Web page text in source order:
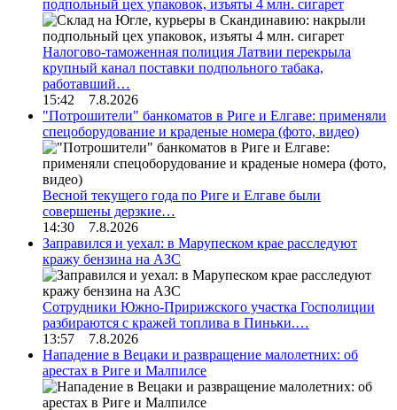
подпольный цех упаковок, изъяты 4 млн. сигарет
Налогово-таможенная полиция Латвии перекрыла
крупный канал поставки подпольного табака,
работавший…
15:42 7.8.2026
"Потрошители" банкоматов в Риге и Елгаве: применяли
спецоборудование и краденые номера (фото, видео)
Весной текущего года по Риге и Елгаве были
совершены дерзкие…
14:30 7.8.2026
Заправился и уехал: в Марупеском крае расследуют
кражу бензина на АЗС
Сотрудники Южно-Пририжского участка Госполиции
разбираются с кражей топлива в Пиньки.…
13:57 7.8.2026
Нападение в Вецаки и развращение малолетних: об
арестах в Риге и Малпилсе